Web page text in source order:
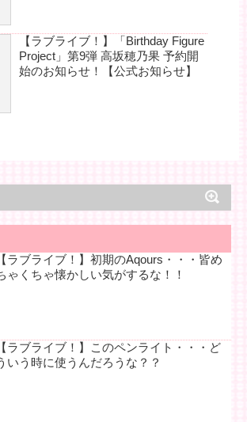
【ラブライブ！】「Birthday Figure
Project」第9弾 高坂穂乃果 予約開
始のお知らせ！【公式お知らせ】
【ラブライブ！】初期のAqours・・・皆め
ゃくちゃ懐かしい気がするな！！
【ラブライブ！】このペンライト・・・ど
いう時に使うんだろうな？？